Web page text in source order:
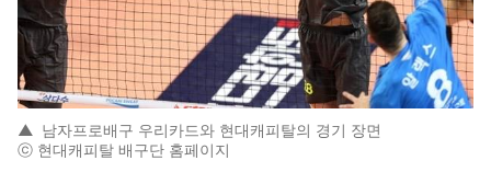
▲ 남자프로배구 우리카드와 현대캐피탈의 경기 장면
ⓒ 현대캐피탈 배구단 홈페이지